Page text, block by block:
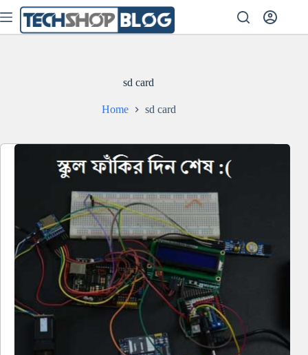
to
content
sd card
Home sd card